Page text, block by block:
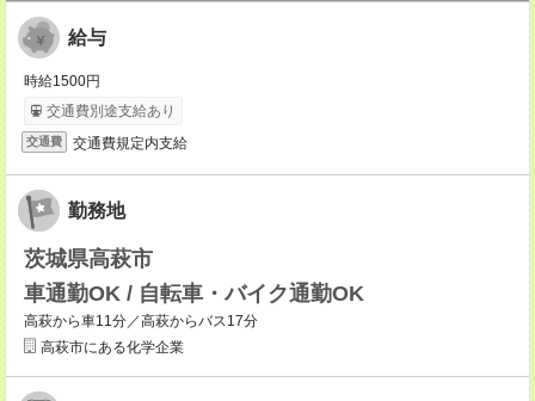
給与
時給1500円
交通費別途支給あり
交通費 交通費規定内支給
勤務地
茨城県高萩市
車通勤OK / 自転車・バイク通勤OK
高萩から車11分／高萩からバス17分
高萩市にある化学企業